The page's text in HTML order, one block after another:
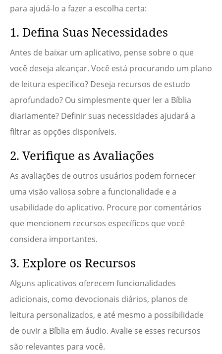
para ajudá-lo a fazer a escolha certa:
1. Defina Suas Necessidades
Antes de baixar um aplicativo, pense sobre o que
você deseja alcançar. Você está procurando um plano
de leitura específico? Deseja recursos de estudo
aprofundado? Ou simplesmente quer ler a Bíblia
diariamente? Definir suas necessidades ajudará a
filtrar as opções disponíveis.
2. Verifique as Avaliações
As avaliações de outros usuários podem fornecer
uma visão valiosa sobre a funcionalidade e a
usabilidade do aplicativo. Procure por comentários
que mencionem recursos específicos que você
considera importantes.
3. Explore os Recursos
Alguns aplicativos oferecem funcionalidades
adicionais, como devocionais diários, planos de
leitura personalizados, e até mesmo a possibilidade
de ouvir a Bíblia em áudio. Avalie se esses recursos
são relevantes para você.